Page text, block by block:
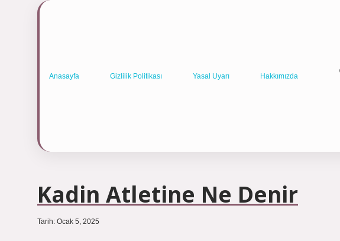
Anasayfa Gizlilik Politikası Yasal Uyarı Hakkımızda
Kadin Atletine Ne Denir
Tarih: Ocak 5, 2025